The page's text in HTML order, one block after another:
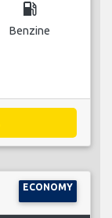
local_gas_station
Benzine
ECONOMY